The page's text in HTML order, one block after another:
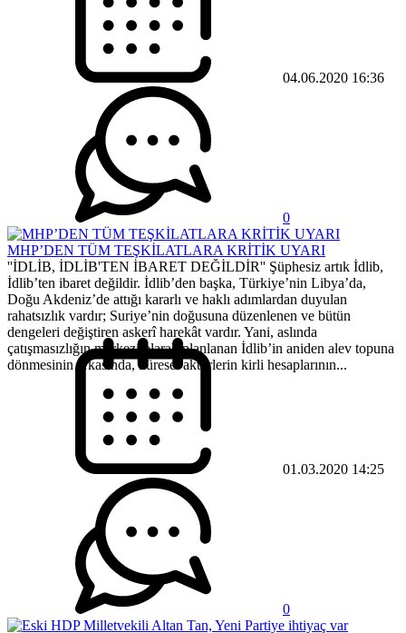
04.06.2020 16:36
0
MHP’DEN TÜM TEŞKİLATLARA KRİTİK UYARI
''İDLİB, İDLİB'TEN İBARET DEĞİLDİR'' Şüphesiz artık İdlib,
İdlib’ten ibaret değildir. İdlib’den başka, Türkiye’nin Libya’da,
Doğu Akdeniz’de attığı kararlı ve haklı adımlardan duyulan
rahatsızlık vardır; Suriye’nin doğusuna düzenlenen ve bütün
dengeleri değiştiren askerî harekât vardır. Yani, aslında
çatışmasızlığın merkezi olarak planlanan İdlib’in aniden alev topuna
dönmesinin arkasında, küresel aktörlerin kirli hesaplarının...
01.03.2020 14:25
0